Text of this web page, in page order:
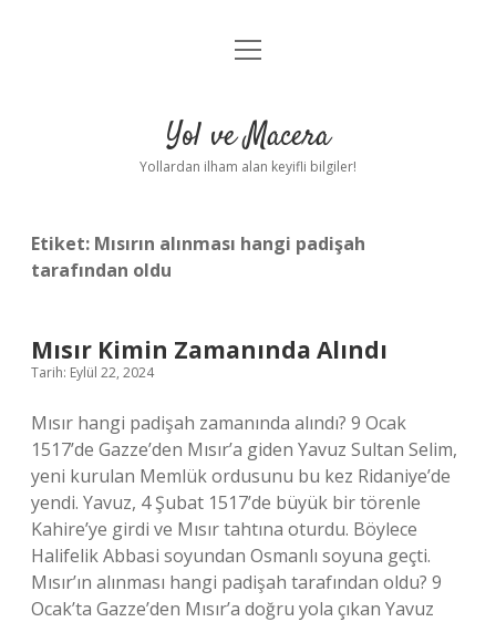
Anasayfa
Yasal Uyarı
menüyü
Yol ve Macera
Yollardan ilham alan keyifli bilgiler!
Etiket: Mısırın alınması hangi padişah
tarafından oldu
Mısır Kimin Zamanında Alındı
Tarih: Eylül 22, 2024
Mısır hangi padişah zamanında alındı? 9 Ocak
1517’de Gazze’den Mısır’a giden Yavuz Sultan Selim,
yeni kurulan Memlük ordusunu bu kez Ridaniye’de
yendi. Yavuz, 4 Şubat 1517’de büyük bir törenle
Kahire’ye girdi ve Mısır tahtına oturdu. Böylece
Halifelik Abbasi soyundan Osmanlı soyuna geçti.
Mısır’ın alınması hangi padişah tarafından oldu? 9
Ocak’ta Gazze’den Mısır’a doğru yola çıkan Yavuz